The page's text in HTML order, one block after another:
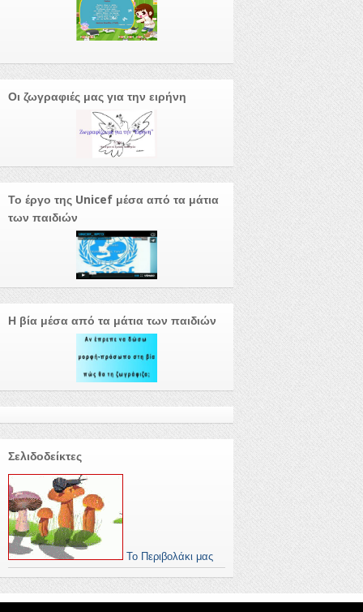
Οι ζωγραφιές μας για την ειρήνη
Το έργο της Unicef μέσα από τα μάτια
των παιδιών
Η βία μέσα από τα μάτια των παιδιών
Σελιδοδείκτες
Το Περιβολάκι μας